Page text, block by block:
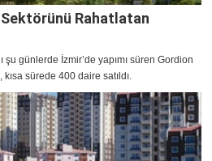
Rahatlatan
şu günlerde İzmir’de yapımı süren Gordion
sürede 400 daire satıldı.